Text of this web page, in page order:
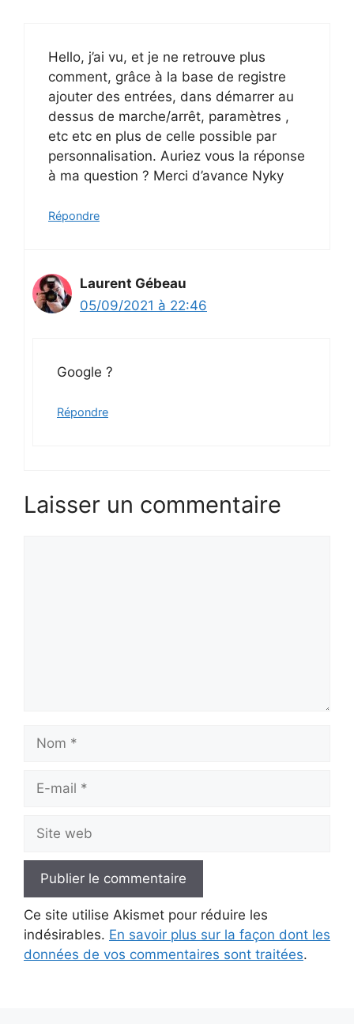
Hello, j’ai vu, et je ne retrouve plus
comment, grâce à la base de registre
ajouter des entrées, dans démarrer au
dessus de marche/arrêt, paramètres ,
etc etc en plus de celle possible par
personnalisation. Auriez vous la réponse
à ma question ? Merci d’avance Nyky
Répondre
Laurent Gébeau
05/09/2021 à 22:46
Google ?
Répondre
Laisser un commentaire
mail
web
Ce site utilise Akismet pour réduire les
indésirables. En savoir plus sur la façon dont les
données de vos commentaires sont traitées.